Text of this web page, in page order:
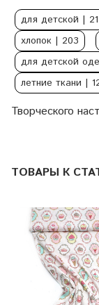
для детской |
хлопок | 203
для детской
летние ткани |
Творческого
ТОВАРЫ К